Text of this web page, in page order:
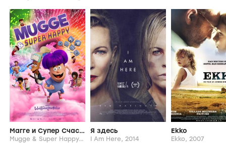
Магге и Супер Счастливчик
Mugge & Super Happy,2025
Я здесь
I Am Here, 2014
Ekko
Ekko, 2007